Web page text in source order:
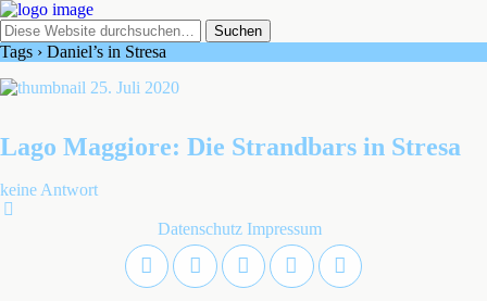
Tags › Daniel’s in Stresa
25. Juli 2020
Lago Maggiore: Die Strandbars in Stresa
keine Antwort
Datenschutz Impressum